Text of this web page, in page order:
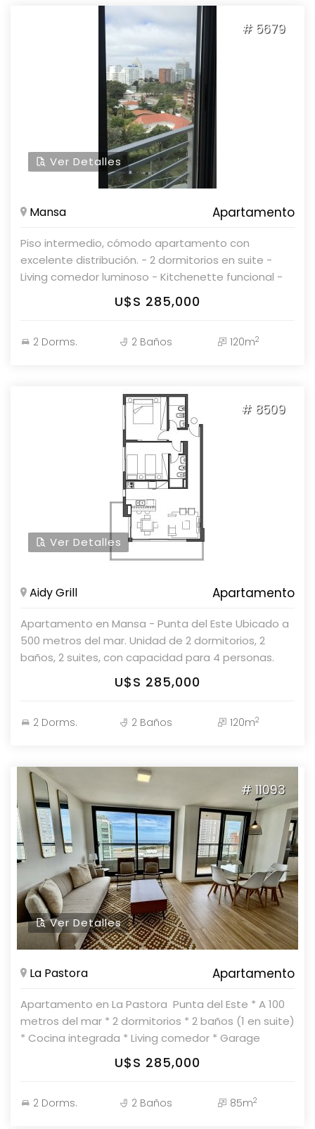
propiedad lista para entrar, con excelente
ubicación y calidad. Consulte con nuestros
asesores en Parolin & Asociados Propiedades
# 5679
Ver Detalles
Mansa Apartamento
Piso intermedio, cómodo apartamento con
excelente distribución. - 2 dormitorios en suite -
Living comedor luminoso - Kitchenette funcional -
Cochera exterior fija - El edificio cuenta con todos
los amenities para disfrutar todo el año. Consulte
Propiedades.
U$S 285,000
2 Dorms. 2 Baños 120m2
# 8509
Ver Detalles
Aidy Grill Apartamento
Apartamento en Mansa - Punta del Este Ubicado a
500 metros del mar. Unidad de 2 dormitorios, 2
baños, 2 suites, con capacidad para 4 personas.
Cuenta con balcón y cochera. Distribución: * Cocina
integrada * Living * Comedor * Living-comedor
Vestuarios * Ascensor * Recepción * Portería *
Vigilancia * Servicio de mantenimiento * Sala de
reuniones * Solarium * Parrilleros techados *
Estacionamiento * Sala de juegos * Garage
Superficie: 94 m² Parolin & Asociados Propiedades
Consulte con nuestros asesores.
U$S 285,000
2 Dorms. 2 Baños 120m2
# 11093
Ver Detalles
La Pastora Apartamento
Apartamento en La Pastora  Punta del Este * A 100
metros del mar * 2 dormitorios * 2 baños (1 en suite)
* Cocina integrada * Living comedor * Garage
opcional Amenities y servicios: * Recepción *
Parrilleros * Piscina climatizada * Piscina abierta *
Asociados Propiedades Consulte con nuestros
U$S 285,000
2 Dorms. 2 Baños 85m2